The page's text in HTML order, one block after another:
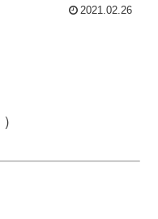
2021.02.26
）